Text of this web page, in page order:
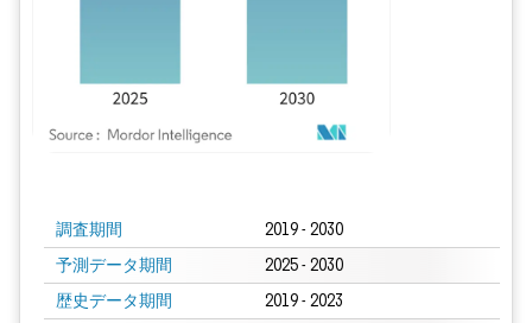
調査期間 2019 - 2030
予測データ期間 2025 - 2030
歴史データ期間 2019 - 2023